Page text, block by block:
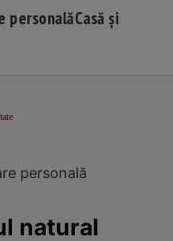
personalăCasă și
personală
natural